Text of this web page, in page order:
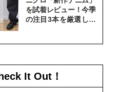
を試着レビュー！今季
の注目3本を厳選して
It Out！